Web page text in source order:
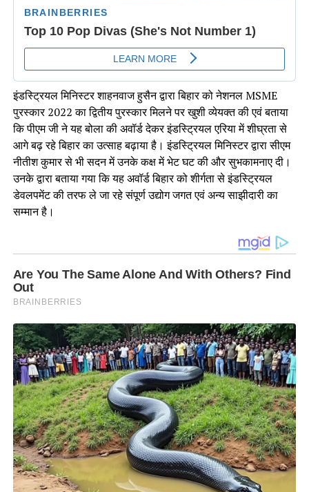
इंडस्ट्रियल मिनिस्टर शाहनवाज हुसैन द्वारा बिहार को नेशनल MSME
पुरस्कार 2022 का द्वितीय पुरस्कार मिलने पर खुशी व्येयक्त की एवं बताया
कि पीएम जी ने यह बोला की अवॉर्ड देकर इंडस्ट्रियल एरिया में शीघ्रता से
आगे बढ़ रहे बिहार का उत्साह बढ़ाया है। इंडस्ट्रियल मिनिस्टर द्वारा सीएम
नीतीश कुमार से भी सदन में उनके कक्ष में भेट घट की और सुभकामनाए दी।
उनके द्वारा बताया गया कि यह अवॉर्ड बिहार को शीर्गता से इंडस्ट्रियल
डेवलपमेंट की तरफ ले जा रहे संपूर्ण उद्योग जगत एवं अन्य साझीदारी का
सम्मान है।